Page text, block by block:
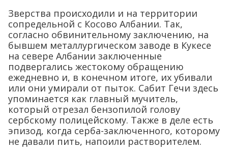
Зверства происходили и на территории
сопредельной с Косово Албании. Так,
согласно обвинительному заключению, на
бывшем металлургическом заводе в Кукесе
на севере Албании заключенные
подвергались жестокому обращению
ежедневно и, в конечном итоге, их убивали
или они умирали от пыток. Сабит Гечи здесь
упоминается как главный мучитель,
который отрезал бензопилой голову
сербскому полицейскому. Также в деле есть
эпизод, когда серба-заключенного, которому
не давали пить, напоили растворителем.